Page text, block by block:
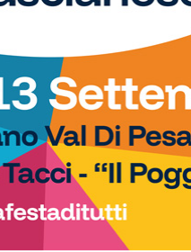
prestigioso traguardo”
Calcio
La Virtus Lilliano e il ripescaggio in
Seconda: “Una gioia immensa. Pronti
ad affrontare la nuova avventura”